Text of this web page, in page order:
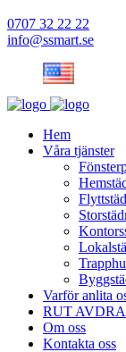
0707 32 22 22
info@ssmart.se
Hem
Våra tjänster
Varför anlita
RUT
Om oss
Kontakta oss